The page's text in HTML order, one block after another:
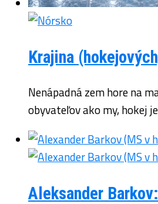
Krajina
Nenápadná zem hore na
obyvateľov ako my, hokej
Aleksander